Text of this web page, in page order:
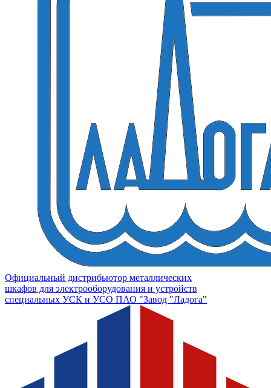
Официальный дистрибьютор металлических
шкафов для электрооборудования и устройств
специальных УСК и УСО ПАО "Завод "Ладога"